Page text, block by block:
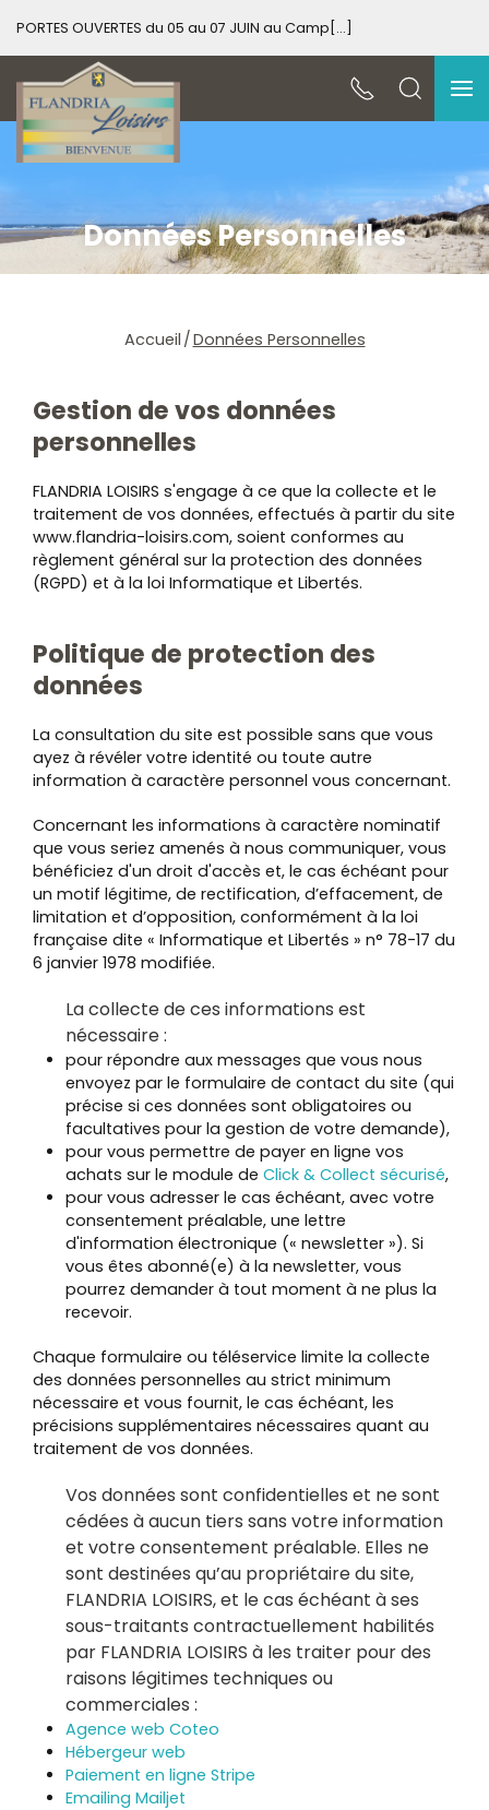
OUVERTES du 05 au 07 JUIN au Camp[...]
Données Personnelles
Accueil Données Personnelles
Gestion de vos données
personnelles
FLANDRIA LOISIRS s'engage à ce que la collecte et le
traitement de vos données, effectués à partir du site
www.flandria-loisirs.com, soient conformes au
règlement général sur la protection des données
(RGPD) et à la loi Informatique et Libertés.
Politique de protection des
données
La consultation du site est possible sans que vous
ayez à révéler votre identité ou toute autre
information à caractère personnel vous concernant.
Concernant les informations à caractère nominatif
que vous seriez amenés à nous communiquer, vous
bénéficiez d'un droit d'accès et, le cas échéant pour
un motif légitime, de rectification, d’effacement, de
limitation et d’opposition, conformément à la loi
française dite « Informatique et Libertés » n° 78-17 du
6 janvier 1978 modifiée.
La collecte de ces informations est
nécessaire :
pour répondre aux messages que vous nous
envoyez par le formulaire de contact du site (qui
précise si ces données sont obligatoires ou
facultatives pour la gestion de votre demande),
pour vous permettre de payer en ligne vos
achats sur le module de Click & Collect sécurisé,
pour vous adresser le cas échéant, avec votre
consentement préalable, une lettre
d'information électronique (« newsletter »). Si
vous êtes abonné(e) à la newsletter, vous
pourrez demander à tout moment à ne plus la
recevoir.
Chaque formulaire ou téléservice limite la collecte
des données personnelles au strict minimum
nécessaire et vous fournit, le cas échéant, les
précisions supplémentaires nécessaires quant au
traitement de vos données.
Vos données sont confidentielles et ne sont
cédées à aucun tiers sans votre information
et votre consentement préalable. Elles ne
sont destinées qu’au propriétaire du site,
FLANDRIA LOISIRS, et le cas échéant à ses
sous-traitants contractuellement habilités
par FLANDRIA LOISIRS à les traiter pour des
raisons légitimes techniques ou
commerciales :
Agence web Coteo
Hébergeur web
Paiement en ligne Stripe
Emailing Mailjet